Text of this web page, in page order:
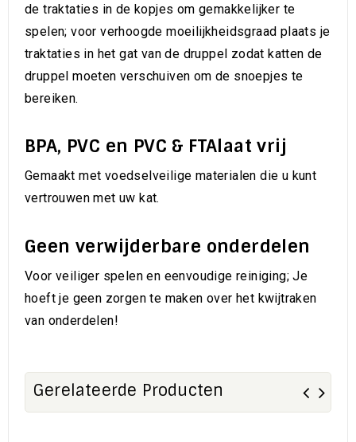
de traktaties in de kopjes om gemakkelijker te
spelen; voor verhoogde moeilijkheidsgraad plaats je
traktaties in het gat van de druppel zodat katten de
druppel moeten verschuiven om de snoepjes te
bereiken.
BPA, PVC en PVC & FTAlaat vrij
Gemaakt met voedselveilige materialen die u kunt
vertrouwen met uw kat.
Geen verwijderbare onderdelen
Voor veiliger spelen en eenvoudige reiniging; Je
hoeft je geen zorgen te maken over het kwijtraken
van onderdelen!
Gerelateerde Producten